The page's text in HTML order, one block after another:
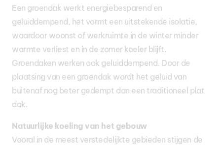
Een groendak werkt energiebesparend en
geluiddempend, het vormt een uitstekende isolatie,
waardoor woonst of werkruimte in de winter minder
warmte verliest en in de zomer koeler blijft.
Groendaken werken ook geluiddempend. Door de
plaatsing van een groendak wordt het geluid van
buitenaf nog beter gedempt dan een traditioneel plat
dak.
Natuurlijke koeling van het gebouw
Vooral in de meest verstedelijkte gebieden stijgen de